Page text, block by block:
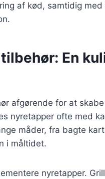
af kød, samtidig
En
afgørende for at
nyretapper ofte med
måder, fra bagte
i måltidet.
nyretapper.